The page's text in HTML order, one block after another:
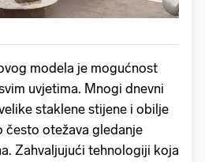
modela je mogućnost
uvjetima. Mnogi dnevni
staklene stijene i obilje
često otežava gledanje
Zahvaljujući tehnologiji koja